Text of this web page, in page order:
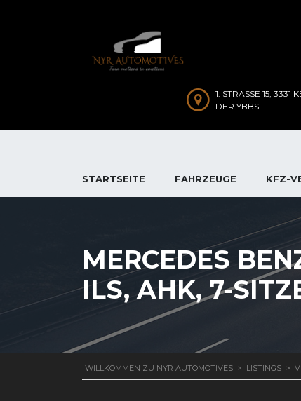
1. STRASSE 15, 3331
ER YBBS
STARTSEITE FAHRZEUGE KFZ-
MERCEDES
ILS, AHK, 7-
WILLKOMMEN ZU NYR AUTOMOTIVES > LISTINGS >